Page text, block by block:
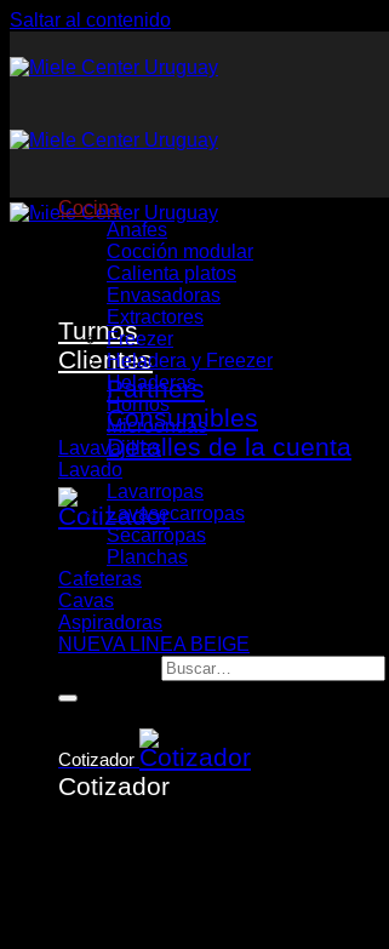
Saltar al contenido
Turnos
Clientes
Partners
Consumibles
Detalles de la cuenta
Cocina
Anafes
Cocción modular
Calienta platos
Envasadoras
Extractores
Freezer
Heladera y Freezer
Heladeras
Hornos
Microondas
Lavavajillas
Lavado
Lavarropas
Lavasecarropas
Secarropas
Planchas
Cafeteras
Cavas
Aspiradoras
NUEVA LINEA BEIGE
Cotizador
Cotizador